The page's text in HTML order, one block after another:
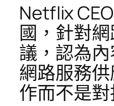
Netflix
國，針對
議，認為
網路服務
作而不是